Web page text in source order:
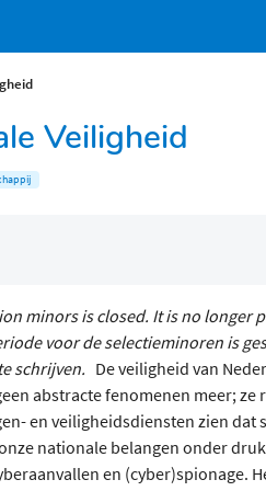
Veiligheid
minors is closed. It is no longer
voor de selectieminoren is
schrijven. De veiligheid van
abstracte fenomenen meer; ze
en veiligheidsdiensten zien dat
nationale belangen onder
en (cyber)spionage.